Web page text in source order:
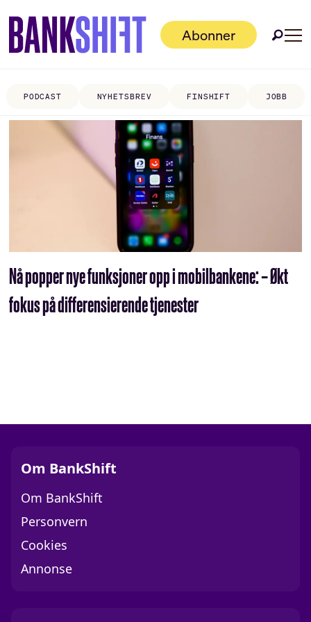
Abonner
PODCAST NYHETSBREV FINSHIFT JOBB
Tag:
boliginformasjon
Nå popper nye funksjoner opp i mobilbankene: – Økt
fokus på differensierende tjenester
Om BankShift
Om BankShift
Personvern
Cookies
Annonse